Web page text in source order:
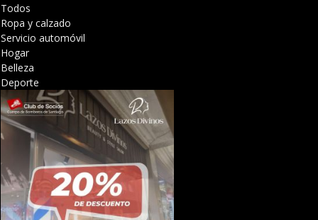
Todos
Ropa y calzado
Servicio automóvil
Hogar
Belleza
Deporte